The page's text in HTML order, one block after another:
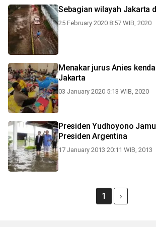
Sebagian wilayah Jakarta
25 February 2020 8:57 WIB, 2020
Menakar jurus Anies
Jakarta
03 January 2020 5:13 WIB, 2020
Presiden Yudhoyono
Presiden Argentina
17 January 2013 20:11 WIB, 2013
1